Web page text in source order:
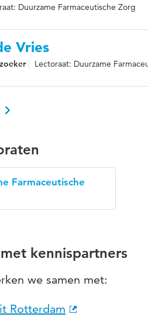
Duurzame Farmaceutische Zorg
Vries
Lectoraat: Duurzame
Farmaceutische
kennispartners
we samen met:
Rotterdam